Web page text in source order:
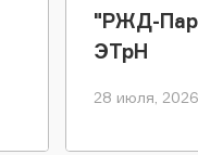
"РЖД-
ЭТрН
28 июля, 2026